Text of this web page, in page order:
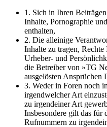
1. Sich in Ihren
Inhalte, Pornographie
enthalten,
2. Die alleinige
Inhalte zu tragen,
Urheber- und
die Betreiber von »TG
ausgelösten Ansprüchen
3. Weder in Foren noch
irgendwelcher Art
zu irgendeiner Art
Insbesondere gilt das
Rufnummern zu